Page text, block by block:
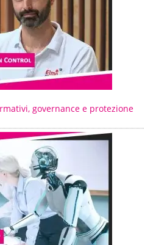
governance e protezione